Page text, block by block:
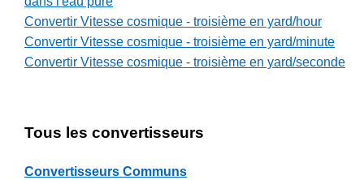
Convertir Vitesse cosmique - troisième en yard/hour
Convertir Vitesse cosmique - troisième en yard/minute
Convertir Vitesse cosmique - troisième en yard/seconde
Tous les convertisseurs
Convertisseurs Communs